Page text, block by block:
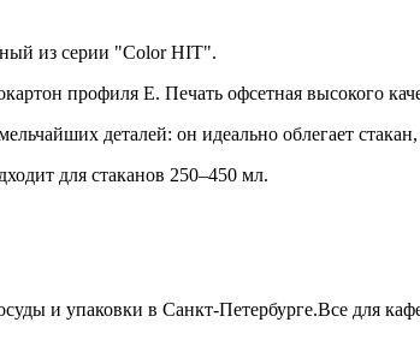
из серии "Color HIT".
профиля Е. Печать офсетная высокого
деталей: он идеально облегает
для стаканов 250–450 мл.
и упаковки в Санкт-Петербурге.Все для